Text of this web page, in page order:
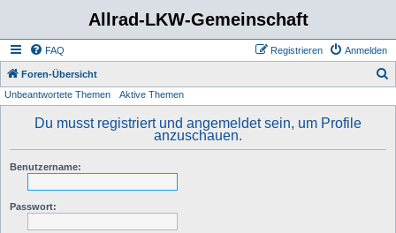
Allrad-LKW-Gemeinschaft
FAQ Anmelden
Registrieren
Foren-Übersicht
Unbeantwortete Themen Aktive Themen
Du musst registriert und angemeldet sein, um Profile
anzuschauen.
Benutzername:
Passwort: